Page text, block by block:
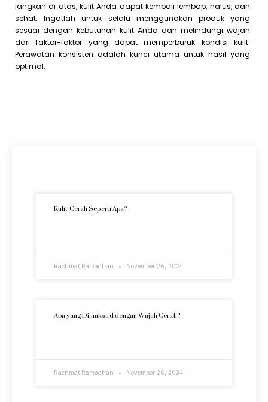
langkah di atas, kulit Anda dapat kembali lembap, halus, dan
sehat. Ingatlah untuk selalu menggunakan produk yang
sesuai dengan kebutuhan kulit Anda dan melindungi wajah
dari faktor-faktor yang dapat memperburuk kondisi kulit.
Perawatan konsisten adalah kunci utama untuk hasil yang
optimal.
Kulit Cerah Seperti Apa?
Rachmat Ramadhan November 26, 2024
Apa yang Dimaksud dengan Wajah Cerah?
Rachmat Ramadhan November 26, 2024